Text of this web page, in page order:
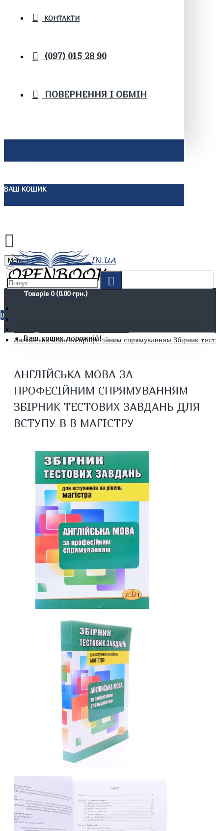
КОНТАКТИ
(097) 015 28 90
ПОВЕРНЕННЯ І ОБМІН
ВАШ КОШИК
Menu
Товарів 0 (0.00 грн.)
0
Ваш кошик порожній!
Іноземні мови
Англійська мова за професійним спрямуванням Збірник
АНГЛІЙСЬКА МОВА ЗА
ПРОФЕСІЙНИМ СПРЯМУВАННЯМ
ЗБІРНИК ТЕСТОВИХ ЗАВДАНЬ ДЛЯ
ВСТУПУ В В МАГІСТРУ